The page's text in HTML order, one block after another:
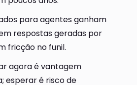
para agentes ganham
respostas geradas por
fricção no funil.
agora é vantagem
esperar é risco de